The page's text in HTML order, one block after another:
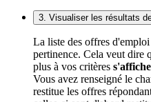
3. Visualiser les résultats
La liste des offres
pertinence. Cela veut dire
plus à vos critères
Vous avez renseigné le
restitue les offres